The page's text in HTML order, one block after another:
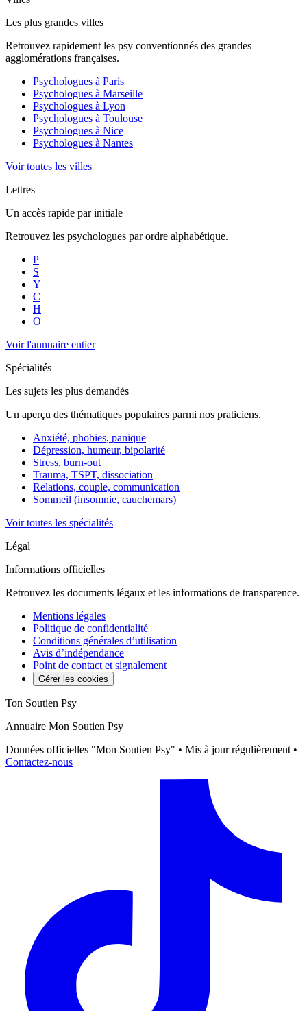
Les plus grandes villes
Retrouvez rapidement les psy conventionnés des grandes
agglomérations françaises.
Psychologues à Paris
Psychologues à Marseille
Psychologues à Lyon
Psychologues à Toulouse
Psychologues à Nice
Psychologues à Nantes
Voir toutes les villes
Lettres
Un accès rapide par initiale
Retrouvez les psychologues par ordre alphabétique.
P
S
Y
C
H
O
Voir l'annuaire entier
Spécialités
Les sujets les plus demandés
Un aperçu des thématiques populaires parmi nos praticiens.
Anxiété, phobies, panique
Dépression, humeur, bipolarité
Stress, burn-out
Trauma, TSPT, dissociation
Relations, couple, communication
Sommeil (insomnie, cauchemars)
Voir toutes les spécialités
Légal
Informations officielles
Retrouvez les documents légaux et les informations de transparence.
Mentions légales
Politique de confidentialité
Conditions générales d’utilisation
Avis d’indépendance
Point de contact et signalement
Gérer les cookies
Ton Soutien Psy
Annuaire Mon Soutien Psy
Données officielles "Mon Soutien Psy" • Mis à jour régulièrement •
Contactez-nous